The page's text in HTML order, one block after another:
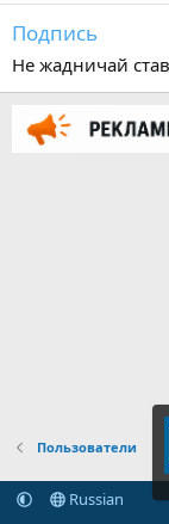
Подпись
Не жадничай
Пользователи
Russian